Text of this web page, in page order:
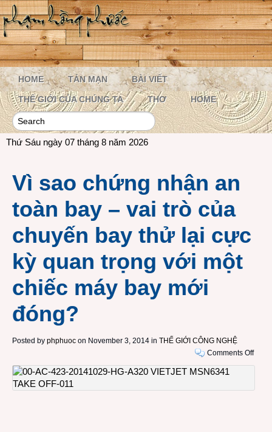
HOME TẢN MẠN BÀI VIẾT
THẾ GIỚI CỦA CHÚNG TA THƠ HOME
Thứ Sáu ngày 07 tháng 8 năm 2026
Vì sao chứng nhận an
toàn bay – vai trò của
chuyến bay thử lại cực
kỳ quan trọng với một
chiếc máy bay mới
đóng?
Posted by phphuoc on November 3, 2014 in THẾ GIỚI CÔNG NGHỆ
Comments Offon
Vì